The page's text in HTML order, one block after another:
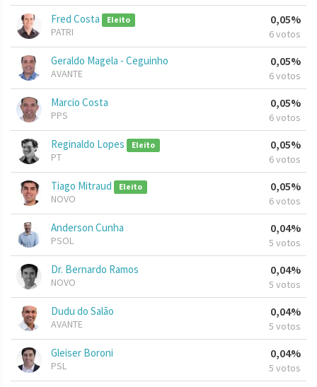
Fred Costa Eleito
PATRI
0,05%
6 votos
Geraldo Magela - Ceguinho
AVANTE
0,05%
6 votos
Marcio Costa
PPS
0,05%
6 votos
Reginaldo Lopes Eleito
PT
0,05%
6 votos
Tiago Mitraud Eleito
NOVO
0,05%
6 votos
Anderson Cunha
PSOL
0,04%
5 votos
Dr. Bernardo Ramos
NOVO
0,04%
5 votos
Dudu do Salão
AVANTE
0,04%
5 votos
Gleiser Boroni
PSL
0,04%
5 votos